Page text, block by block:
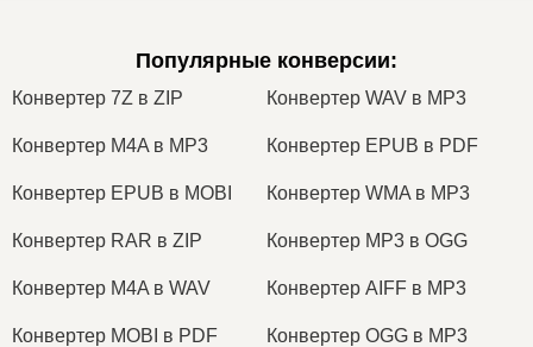
Популярные конверсии:
Конвертер 7Z в ZIP Конвертер WAV в MP3
Конвертер M4A в MP3 Конвертер EPUB в PDF
Конвертер EPUB в MOBI Конвертер WMA в MP3
Конвертер RAR в ZIP Конвертер MP3 в OGG
Конвертер M4A в WAV Конвертер AIFF в MP3
Конвертер MOBI в PDF Конвертер OGG в MP3